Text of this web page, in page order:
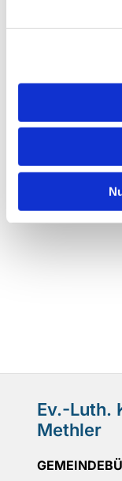
Ev.-Luth.
Methler